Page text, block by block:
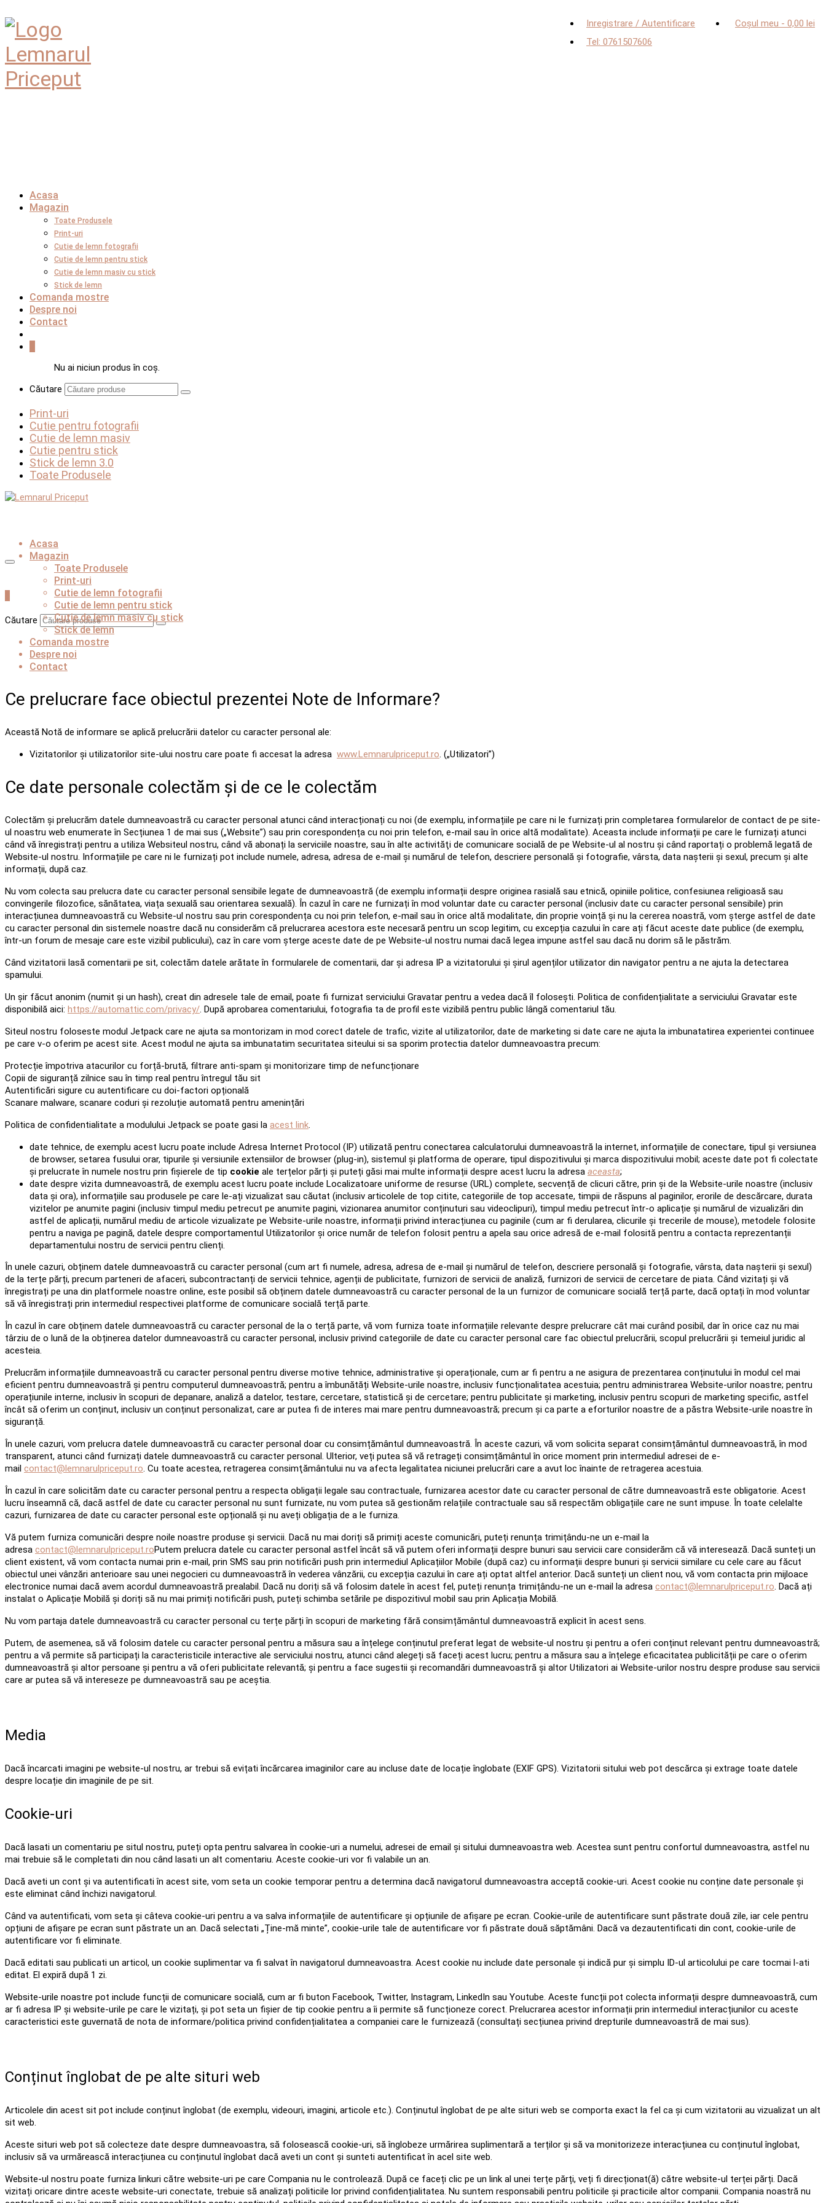
Inregistrare / Autentificare
Tel: 0761507606
Coșul meu - 0,00 lei
Acasa
Magazin
Toate Produsele
Print-uri
Cutie de lemn fotografii
Cutie de lemn pentru stick
Cutie de lemn masiv cu stick
Stick de lemn
Comanda mostre
Despre noi
Contact
Nu ai niciun produs în coș.
Căutare
Print-uri
Cutie pentru fotografii
Cutie de lemn masiv
Cutie pentru stick
Stick de lemn 3.0
Toate Produsele
Căutare
Acasa
Magazin
Toate Produsele
Print-uri
Cutie de lemn fotografii
Cutie de lemn pentru stick
Cutie de lemn masiv cu stick
Stick de lemn
Comanda mostre
Despre noi
Contact
Ce prelucrare face obiectul prezentei Note de Informare?
Această Notă de informare se aplică prelucrării datelor cu caracter personal ale:
Vizitatorilor și utilizatorilor site-ului nostru care poate fi accesat la adresa www.Lemnarulpriceput.ro. („Utilizatori”)
Ce date personale colectăm și de ce le colectăm
Colectăm și prelucrăm datele dumneavoastră cu caracter personal atunci când interacționați cu noi (de exemplu, informațiile pe care ni le furnizați prin completarea formularelor de contact de pe site-
ul noastru web enumerate în Secțiunea 1 de mai sus („Website”) sau prin corespondența cu noi prin telefon, e-mail sau în orice altă modalitate). Aceasta include informații pe care le furnizați atunci
când vă înregistrați pentru a utiliza Websiteul nostru, când vă abonați la serviciile noastre, sau în alte activităţi de comunicare socială de pe Website-ul al nostru și când raportați o problemă legată de
Website-ul nostru. Informațiile pe care ni le furnizați pot include numele, adresa, adresa de e-mail și numărul de telefon, descriere personală și fotografie, vârsta, data nașterii și sexul, precum și alte
informații, după caz.
Nu vom colecta sau prelucra date cu caracter personal sensibile legate de dumneavoastră (de exemplu informații despre originea rasială sau etnică, opiniile politice, confesiunea religioasă sau
convingerile filozofice, sănătatea, viața sexuală sau orientarea sexuală). În cazul în care ne furnizați în mod voluntar date cu caracter personal (inclusiv date cu caracter personal sensibile) prin
interacțiunea dumneavoastră cu Website-ul nostru sau prin corespondența cu noi prin telefon, e-mail sau în orice altă modalitate, din proprie voință și nu la cererea noastră, vom șterge astfel de date
cu caracter personal din sistemele noastre dacă nu considerăm că prelucrarea acestora este necesară pentru un scop legitim, cu excepția cazului în care ați făcut aceste date publice (de exemplu,
într-un forum de mesaje care este vizibil publicului), caz în care vom șterge aceste date de pe Website-ul nostru numai dacă legea impune astfel sau dacă nu dorim să le păstrăm.
Când vizitatorii lasă comentarii pe sit, colectăm datele arătate în formularele de comentarii, dar și adresa IP a vizitatorului și șirul agenților utilizator din navigator pentru a ne ajuta la detectarea
spamului.
Un șir făcut anonim (numit și un hash), creat din adresele tale de email, poate fi furnizat serviciului Gravatar pentru a vedea dacă îl folosești. Politica de confidențialitate a serviciului Gravatar este
disponibilă aici: https://automattic.com/privacy/. După aprobarea comentariului, fotografia ta de profil este vizibilă pentru public lângă comentariul tău.
Siteul nostru foloseste modul Jetpack care ne ajuta sa montorizam in mod corect datele de trafic, vizite al utilizatorilor, date de marketing si date care ne ajuta la imbunatatirea experientei continuee
pe care v-o oferim pe acest site. Acest modul ne ajuta sa imbunatatim securitatea siteului si sa sporim protectia datelor dumneavoastra precum:
Protecție împotriva atacurilor cu forță-brută, filtrare anti-spam și monitorizare timp de nefuncționare
Copii de siguranță zilnice sau în timp real pentru întregul tău sit
Autentificări sigure cu autentificare cu doi-factori opțională
Scanare malware, scanare coduri și rezoluție automată pentru amenințări
Politica de confidentialitate a modulului Jetpack se poate gasi la acest link.
date tehnice, de exemplu acest lucru poate include Adresa Internet Protocol (IP) utilizată pentru conectarea calculatorului dumneavoastră la internet, informațiile de conectare, tipul și versiunea
de browser, setarea fusului orar, tipurile și versiunile extensiilor de browser (plug-in), sistemul și platforma de operare, tipul dispozitivului și marca dispozitivului mobil; aceste date pot fi colectate
și prelucrate în numele nostru prin fişierele de tip cookie ale terțelor părți și puteți găsi mai multe informații despre acest lucru la adresa aceasta;
date despre vizita dumneavoastră, de exemplu acest lucru poate include Localizatoare uniforme de resurse (URL) complete, secvență de clicuri către, prin și de la Website-urile noastre (inclusiv
data și ora), informațiile sau produsele pe care le-ați vizualizat sau căutat (inclusiv articolele de top citite, categoriile de top accesate, timpii de răspuns al paginilor, erorile de descărcare, durata
vizitelor pe anumite pagini (inclusiv timpul mediu petrecut pe anumite pagini, vizionarea anumitor conținuturi sau videoclipuri), timpul mediu petrecut într-o aplicație și numărul de vizualizări din
astfel de aplicații, numărul mediu de articole vizualizate pe Website-urile noastre, informații privind interacțiunea cu paginile (cum ar fi derularea, clicurile și trecerile de mouse), metodele folosite
pentru a naviga pe pagină, datele despre comportamentul Utilizatorilor și orice număr de telefon folosit pentru a apela sau orice adresă de e-mail folosită pentru a contacta reprezentanții
departamentului nostru de servicii pentru clienți.
În unele cazuri, obținem datele dumneavoastră cu caracter personal (cum art fi numele, adresa, adresa de e-mail și numărul de telefon, descriere personală și fotografie, vârsta, data nașterii și sexul)
de la terțe părți, precum parteneri de afaceri, subcontractanți de servicii tehnice, agenții de publicitate, furnizori de servicii de analiză, furnizori de servicii de cercetare de piata. Când vizitați și vă
înregistrați pe una din platformele noastre online, este posibil să obținem datele dumneavoastră cu caracter personal de la un furnizor de comunicare socială terță parte, dacă optați în mod voluntar
să vă înregistrați prin intermediul respectivei platforme de comunicare socială terță parte.
În cazul în care obținem datele dumneavoastră cu caracter personal de la o terță parte, vă vom furniza toate informațiile relevante despre prelucrare cât mai curând posibil, dar în orice caz nu mai
târziu de o lună de la obținerea datelor dumneavoastră cu caracter personal, inclusiv privind categoriile de date cu caracter personal care fac obiectul prelucrării, scopul prelucrării și temeiul juridic al
acesteia.
Prelucrăm informațiile dumneavoastră cu caracter personal pentru diverse motive tehnice, administrative și operaționale, cum ar fi pentru a ne asigura de prezentarea conținutului în modul cel mai
eficient pentru dumneavoastră și pentru computerul dumneavoastră; pentru a îmbunătăți Website-urile noastre, inclusiv funcționalitatea acestuia; pentru administrarea Website-urilor noastre; pentru
operațiunile interne, inclusiv în scopuri de depanare, analiză a datelor, testare, cercetare, statistică și de cercetare; pentru publicitate și marketing, inclusiv pentru scopuri de marketing specific, astfel
încât să oferim un conținut, inclusiv un conținut personalizat, care ar putea fi de interes mai mare pentru dumneavoastră; precum și ca parte a eforturilor noastre de a păstra Website-urile noastre în
siguranță.
În unele cazuri, vom prelucra datele dumneavoastră cu caracter personal doar cu consimțământul dumneavoastră. În aceste cazuri, vă vom solicita separat consimțământul dumneavoastră, în mod
transparent, atunci când furnizați datele dumneavoastră cu caracter personal. Ulterior, veți putea să vă retrageți consimțământul în orice moment prin intermediul adresei de e-
mail contact@lemnarulpriceput.ro. Cu toate acestea, retragerea consimţământului nu va afecta legalitatea niciunei prelucrări care a avut loc înainte de retragerea acestuia.
În cazul în care solicităm date cu caracter personal pentru a respecta obligații legale sau contractuale, furnizarea acestor date cu caracter personal de către dumneavoastră este obligatorie. Acest
lucru înseamnă că, dacă astfel de date cu caracter personal nu sunt furnizate, nu vom putea să gestionăm relațiile contractuale sau să respectăm obligațiile care ne sunt impuse. În toate celelalte
cazuri, furnizarea de date cu caracter personal este opțională și nu aveți obligația de a le furniza.
Vă putem furniza comunicări despre noile noastre produse și servicii. Dacă nu mai doriți să primiți aceste comunicări, puteți renunța trimițându-ne un e-mail la
adresa contact@lemnarulpriceput.roPutem prelucra datele cu caracter personal astfel încât să vă putem oferi informații despre bunuri sau servicii care considerăm că vă interesează. Dacă sunteți un
client existent, vă vom contacta numai prin e-mail, prin SMS sau prin notificări push prin intermediul Aplicațiilor Mobile (după caz) cu informații despre bunuri și servicii similare cu cele care au făcut
obiectul unei vânzări anterioare sau unei negocieri cu dumneavoastră în vederea vânzării, cu excepția cazului în care ați optat altfel anterior. Dacă sunteți un client nou, vă vom contacta prin mijloace
electronice numai dacă avem acordul dumneavoastră prealabil. Dacă nu doriți să vă folosim datele în acest fel, puteți renunța trimițându-ne un e-mail la adresa contact@lemnarulpriceput.ro. Dacă ați
instalat o Aplicație Mobilă și doriți să nu mai primiți notificări push, puteți schimba setările pe dispozitivul mobil sau prin Aplicația Mobilă.
Nu vom partaja datele dumneavoastră cu caracter personal cu terțe părți în scopuri de marketing fără consimțământul dumneavoastră explicit în acest sens.
Putem, de asemenea, să vă folosim datele cu caracter personal pentru a măsura sau a înțelege conținutul preferat legat de website-ul nostru și pentru a oferi conținut relevant pentru dumneavoastră;
pentru a vă permite să participați la caracteristicile interactive ale serviciului nostru, atunci când alegeți să faceți acest lucru; pentru a măsura sau a înțelege eficacitatea publicității pe care o oferim
dumneavoastră și altor persoane și pentru a vă oferi publicitate relevantă; și pentru a face sugestii și recomandări dumneavoastră și altor Utilizatori ai Website-urilor nostru despre produse sau servicii
care ar putea să vă intereseze pe dumneavoastră sau pe aceștia.
Media
Dacă încarcati imagini pe website-ul nostru, ar trebui să evițati încărcarea imaginilor care au incluse date de locație înglobate (EXIF GPS). Vizitatorii sitului web pot descărca și extrage toate datele
despre locație din imaginile de pe sit.
Cookie-uri
Dacă lasati un comentariu pe situl nostru, puteți opta pentru salvarea în cookie-uri a numelui, adresei de email și sitului dumneavoastra web. Acestea sunt pentru confortul dumneavoastra, astfel nu
mai trebuie să le completati din nou când lasati un alt comentariu. Aceste cookie-uri vor fi valabile un an.
Dacă aveti un cont și va autentificati în acest site, vom seta un cookie temporar pentru a determina dacă navigatorul dumneavoastra acceptă cookie-uri. Acest cookie nu conține date personale și
este eliminat când închizi navigatorul.
Când va autentificati, vom seta și câteva cookie-uri pentru a va salva informațiile de autentificare și opțiunile de afișare pe ecran. Cookie-urile de autentificare sunt păstrate două zile, iar cele pentru
opțiuni de afișare pe ecran sunt păstrate un an. Dacă selectati „Ține-mă minte”, cookie-urile tale de autentificare vor fi păstrate două săptămâni. Dacă va dezautentificati din cont, cookie-urile de
autentificare vor fi eliminate.
Dacă editati sau publicati un articol, un cookie suplimentar va fi salvat în navigatorul dumneavoastra. Acest cookie nu include date personale și indică pur și simplu ID-ul articolului pe care tocmai l-ati
editat. El expiră după 1 zi.
Website-urile noastre pot include funcții de comunicare socială, cum ar fi buton Facebook, Twitter, Instagram, LinkedIn sau Youtube. Aceste funcții pot colecta informații despre dumneavoastră, cum
ar fi adresa IP și website-urile pe care le vizitați, și pot seta un fișier de tip cookie pentru a îi permite să funcționeze corect. Prelucrarea acestor informații prin intermediul interacțiunilor cu aceste
caracteristici este guvernată de nota de informare/politica privind confidențialitatea a companiei care le furnizează (consultați secțiunea privind drepturile dumneavoastră de mai sus).
Conținut înglobat de pe alte situri web
Articolele din acest sit pot include conținut înglobat (de exemplu, videouri, imagini, articole etc.). Conținutul înglobat de pe alte situri web se comporta exact la fel ca și cum vizitatorii au vizualizat un alt
sit web.
Aceste situri web pot să colecteze date despre dumneavoastra, să folosească cookie-uri, să înglobeze urmărirea suplimentară a terților și să va monitorizeze interacțiunea cu conținutul înglobat,
inclusiv să va urmărească interacțiunea cu conținutul înglobat dacă aveti un cont și sunteti autentificat în acel site web.
Website-ul nostru poate furniza linkuri către website-uri pe care Compania nu le controlează. După ce faceți clic pe un link al unei terțe părți, veți fi direcționat(ă) către website-ul terței părți. Dacă
vizitați oricare dintre aceste website-uri conectate, trebuie să analizați politicile lor privind confidențialitatea. Nu suntem responsabili pentru politicile și practicile altor companii. Compania noastră nu